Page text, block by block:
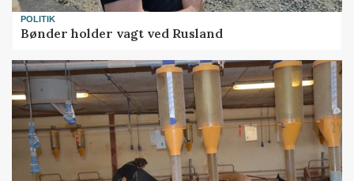
POLITIK
Bønder holder vagt ved Rusland